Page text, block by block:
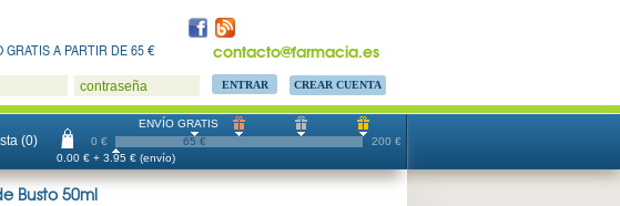
contacto@farmacia.es
GRATIS A PARTIR DE 65 €
contraseña CREAR CUENTA
(0) 0 € 200 €
ENVÍO GRATIS
65 €
0.00 € + 3.95 € (envío)
Busto 50ml